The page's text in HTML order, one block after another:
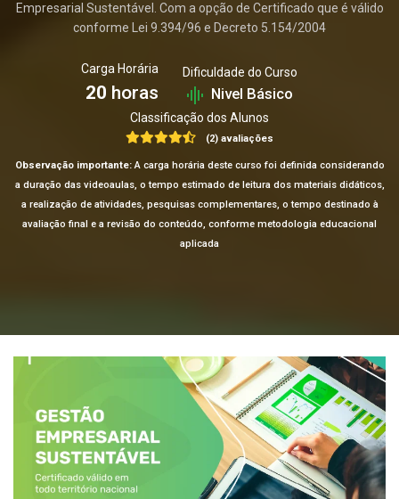
Empresarial Sustentável. Com a opção de Certificado que é válido
conforme Lei 9.394/96 e Decreto 5.154/2004
Carga Horária
20 horas
Dificuldade do Curso
Nivel Básico
Classificação dos Alunos
(2) avaliações
Observação importante:A carga horária deste curso foi definida considerando
a duração das videoaulas, o tempo estimado de leitura dos materiais didáticos,
a realização de atividades, pesquisas complementares, o tempo destinado à
avaliação final e a revisão do conteúdo, conforme metodologia educacional
aplicada